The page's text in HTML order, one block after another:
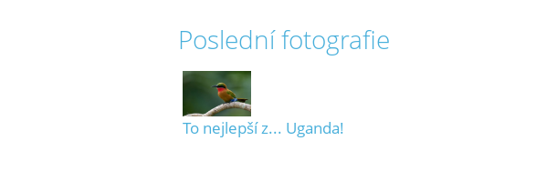
Poslední fotografie
To nejlepší z... Uganda!